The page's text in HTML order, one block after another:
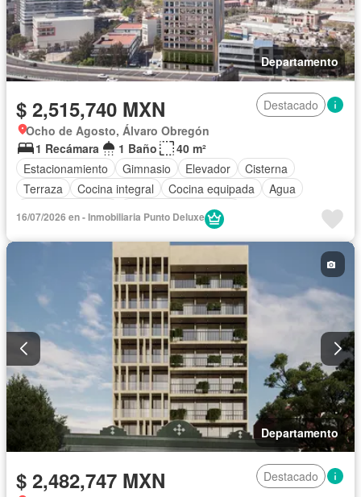
Departamento
$ 2,515,740 MXN
Destacado
Ocho de Agosto, Álvaro Obregón
1 Recámara
1 Baño
40 m²
Estacionamiento
Gimnasio Elevador
Cisterna
Terraza
Cocina integral Cocina equipada
Agua
Recámara con closet
16/07/2026 en - Inmobiliaria Punto Deluxe
Departamento
$ 2,482,747 MXN
Destacado